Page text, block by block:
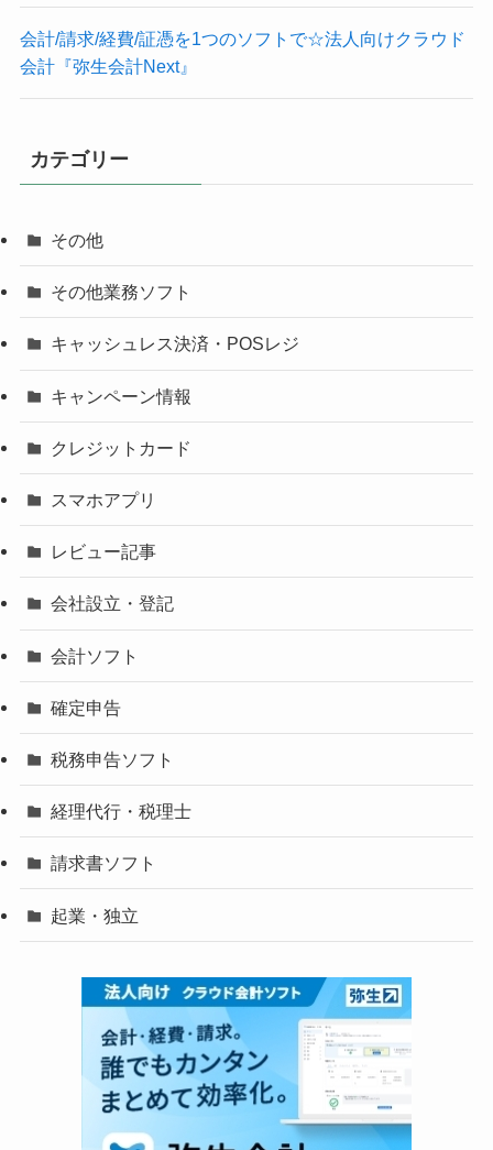
会計/請求/経費/証憑を1つのソフトで☆法人向けクラウド
会計『弥生会計Next』
カテゴリー
その他
その他業務ソフト
キャッシュレス決済・POSレジ
キャンペーン情報
クレジットカード
スマホアプリ
レビュー記事
会社設立・登記
会計ソフト
確定申告
税務申告ソフト
経理代行・税理士
請求書ソフト
起業・独立